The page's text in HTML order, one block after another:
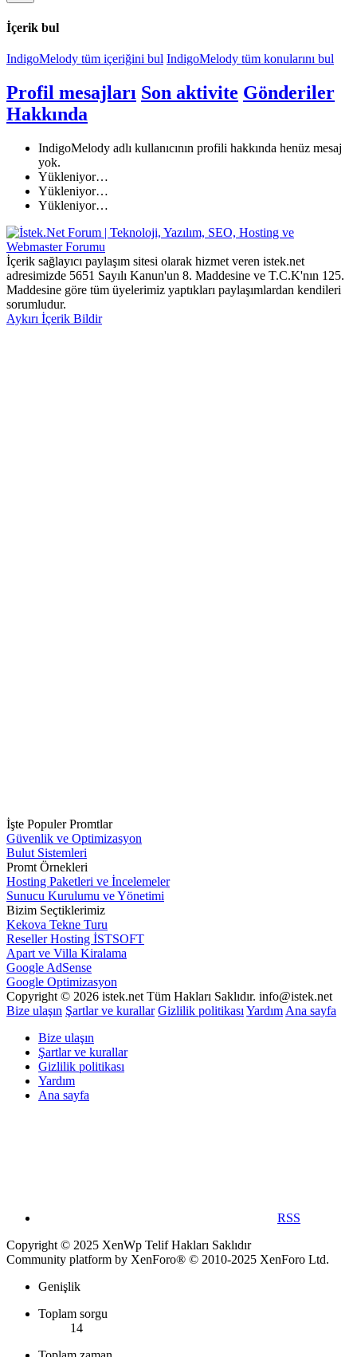
İçerik bul
IndigoMelody tüm içeriğini bul IndigoMelody tüm konularını bul
Profil mesajları Son aktivite Gönderiler
Hakkında
IndigoMelody adlı kullanıcının profili hakkında henüz mesaj
yok.
Yükleniyor…
Yükleniyor…
Yükleniyor…
İçerik sağlayıcı paylaşım sitesi olarak hizmet veren istek.net
adresimizde 5651 Sayılı Kanun'un 8. Maddesine ve T.C.K'nın 125.
Maddesine göre tüm üyelerimiz yaptıkları paylaşımlardan kendileri
sorumludur.
Aykırı İçerik Bildir
İşte Populer Promtlar
Güvenlik ve Optimizasyon
Bulut Sistemleri
Promt Örnekleri
Hosting Paketleri ve İncelemeler
Sunucu Kurulumu ve Yönetimi
Bizim Seçtiklerimiz
Kekova Tekne Turu
Reseller Hosting İSTSOFT
Apart ve Villa Kiralama
Google AdSense
Google Optimizasyon
Copyright © 2026 istek.net Tüm Hakları Saklıdır. info@istek.net
Bize ulaşın Şartlar ve kurallar Gizlilik politikası Yardım Ana sayfa
Bize ulaşın
Şartlar ve kurallar
Gizlilik politikası
Yardım
Ana sayfa
RSS
Copyright © 2025 XenWp Telif Hakları Saklıdır
Community platform by XenForo® © 2010-2025 XenForo Ltd.
Genişlik
Toplam sorgu
14